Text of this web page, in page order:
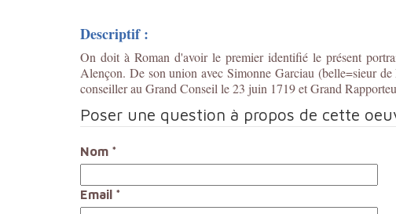
Descriptif :
On doit à Roman d'avoir le premier identifié le présent
Alençon. De son union avec Simonne Garciau (belle=sieur
conseiller au Grand Conseil le 23 juin 1719 et Grand
Poser une question à propos de cette
Nom *
Email *